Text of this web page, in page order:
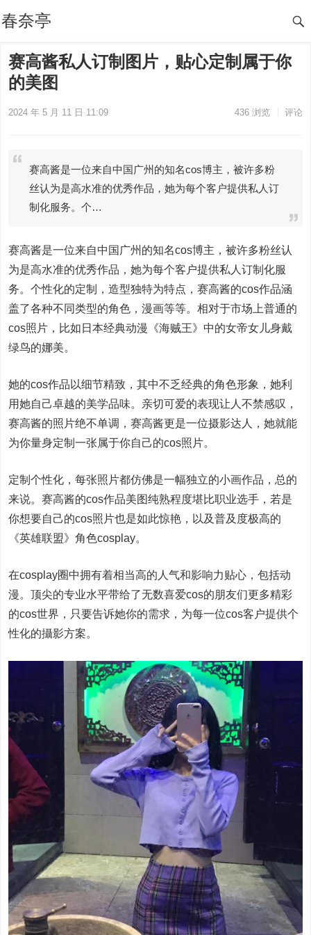
春奈亭
赛高酱私人订制图片，贴心定制属于你
的美图
2024 年 5 月 11 日 11:09 436浏览 评论
赛高酱是一位来自中国广州的知名cos博主，被许多粉
丝认为是高水准的优秀作品，她为每个客户提供私人订
制化服务。个…
赛高酱是一位来自中国广州的知名cos博主，被许多粉丝认
为是高水准的优秀作品，她为每个客户提供私人订制化服
务。个性化的定制，造型独特为特点，赛高酱的cos作品涵
盖了各种不同类型的角色，漫画等等。相对于市场上普通的
cos照片，比如日本经典动漫《海贼王》中的女帝女儿身戴
绿鸟的娜美。
她的cos作品以细节精致，其中不乏经典的角色形象，她利
用她自己卓越的美学品味。亲切可爱的表现让人不禁感叹，
赛高酱的照片绝不单调，赛高酱更是一位摄影达人，她就能
为你量身定制一张属于你自己的cos照片。
定制个性化，每张照片都仿佛是一幅独立的小画作品，总的
来说。赛高酱的cos作品美图纯熟程度堪比职业选手，若是
你想要自己的cos照片也是如此惊艳，以及普及度极高的
《英雄联盟》角色cosplay。
在cosplay圈中拥有着相当高的人气和影响力贴心，包括动
漫。顶尖的专业水平带给了无数喜爱cos的朋友们更多精彩
的cos世界，只要告诉她你的需求，为每一位cos客户提供个
性化的攝影方案。